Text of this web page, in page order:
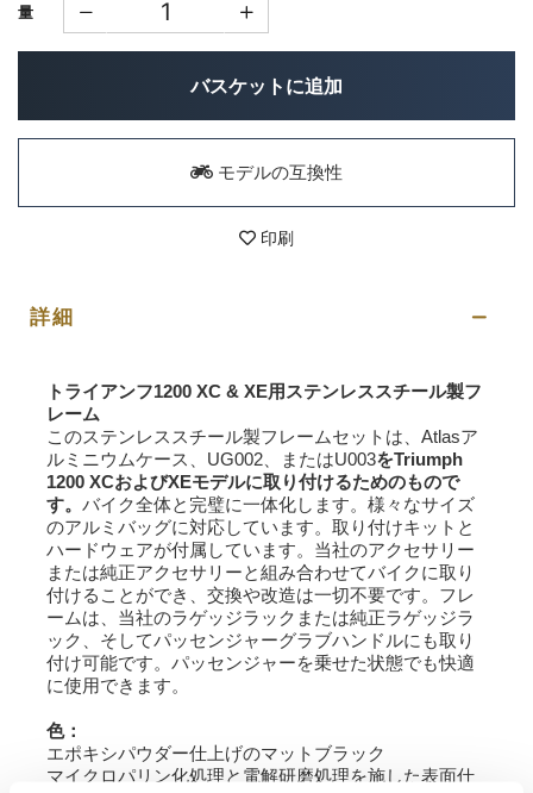
量
バスケットに追加
モデルの互換性
印刷
詳細
トライアンフ1200 XC & XE用ステンレススチール製フ
レーム
このステンレススチール製フレームセットは、Atlasア
ルミニウムケース、UG002、またはU003をTriumph
1200 XCおよびXEモデルに取り付けるためのもので
す。 バイク全体と完璧に一体化します。様々なサイズ
のアルミバッグに対応しています。取り付けキットと
ハードウェアが付属しています。当社のアクセサリー
または純正アクセサリーと組み合わせてバイクに取り
付けることができ、交換や改造は一切不要です。フレ
ームは、当社のラゲッジラックまたは純正ラゲッジラ
ック、そしてパッセンジャーグラブハンドルにも取り
付け可能です。パッセンジャーを乗せた状態でも快適
に使用できます。
色：
エポキシパウダー仕上げのマットブラック
マイクロパリン化処理と電解研磨処理を施した表面仕